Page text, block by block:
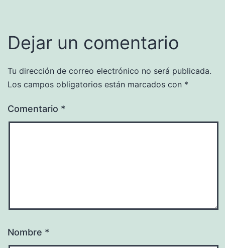
Dejar un comentario
Tu dirección de correo electrónico no será publicada.
Los campos obligatorios están marcados con *
Comentario *
Nombre *